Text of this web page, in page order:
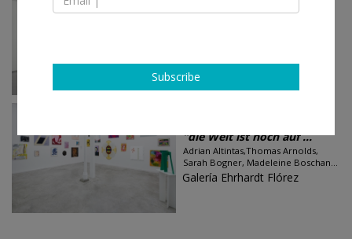
Adrian Altintas, André Butzer
“die Welt ist noch auf ...
Adrian Altintas,Thomas Arnolds,
Sarah Bogner, Madeleine Boschan...
Galería Ehrhardt Flórez
Subscribe